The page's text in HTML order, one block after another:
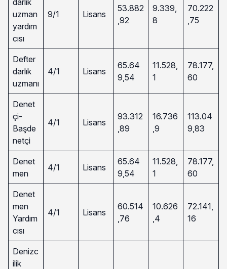
uzman
yardım
cısı
9/1 Lisans
53.882
,92
9.339,
8
70.222
,75
Defter
darlık
uzmanı
4/1 Lisans
65.64
9,54
11.528,
1
78.177,
60
Denet
çi-
Başde
netçi
4/1 Lisans
93.312
,89
16.736
,9
113.04
9,83
Denet
men
4/1 Lisans
65.64
9,54
11.528,
1
78.177,
60
Denet
men
Yardım
cısı
4/1 Lisans
60.514
,76
10.626
,4
72.141,
16
Denizc
ilik